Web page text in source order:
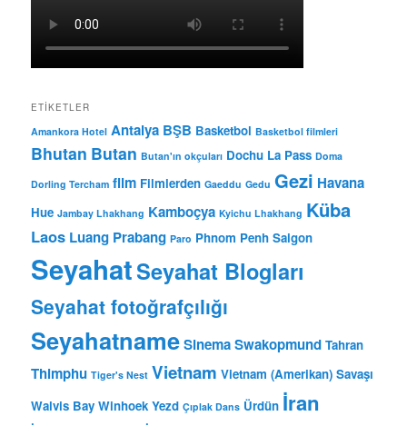
ETIKETLER
Amankora Hotel Antalya BŞB Basketbol Basketbol filmleri
Bhutan Butan Butan'ın okçuları Dochu La Pass Doma
Dorling Tercham film Filmlerden Gaeddu Gedu Gezi Havana
Hue Jambay Lhakhang Kamboçya Kyichu Lhakhang Küba
Laos Luang Prabang Paro Phnom Penh Saigon
SeyahatSeyahat Blogları
Seyahat fotoğrafçılığı
SeyahatnameSinemaSwakopmund Tahran
Thimphu Tiger's Nest Vietnam Vietnam (Amerikan) Savaşı
Walvis Bay Winhoek Yezd Çıplak Dans Ürdün İran